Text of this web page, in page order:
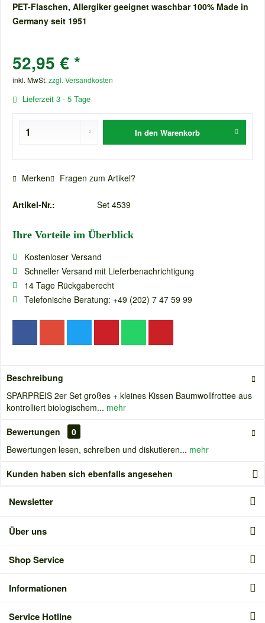
PET-Flaschen, Allergiker geeignet waschbar 100% Made in
Germany seit 1951
52,95 € *
inkl. MwSt. zzgl. Versandkosten
Lieferzeit 3 - 5 Tage
In den Warenkorb
Merken Fragen zum Artikel?
Artikel-Nr.: Set 4539
Ihre Vorteile im Überblick
Kostenloser Versand
Schneller Versand mit Lieferbenachrichtigung
14 Tage Rückgaberecht
Telefonische Beratung: +49 (202) 7 47 59 99
Beschreibung
SPARPREIS 2er Set großes + kleines Kissen Baumwollfrottee aus
kontrolliert biologischem... mehr
Bewertungen
0
Bewertungen lesen, schreiben und diskutieren... mehr
Kunden haben sich ebenfalls angesehen
Newsletter
Über uns
Shop Service
Informationen
Service Hotline